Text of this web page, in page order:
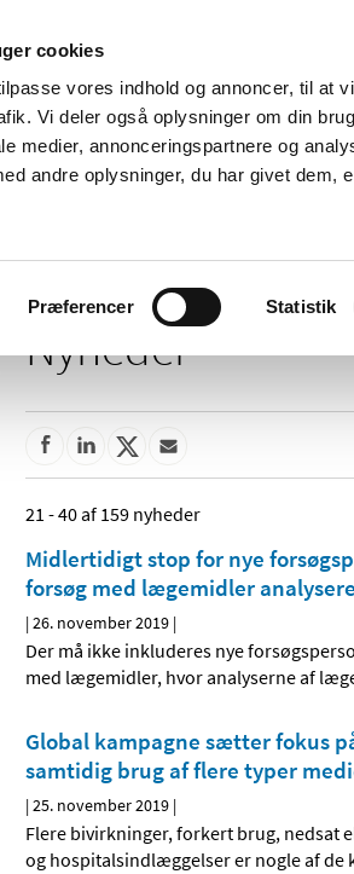
cookies
vores indhold og annoncer, til at
Vi deler også oplysninger om din
medier, annonceringspartnere og
andre oplysninger, du har givet dem,
Præferencer Statistik
Nyheder
og
Tilskud og
Nyheder
21 - 40 af 159 nyheder
Midlertidigt stop for nye
forsøg med lægemidler
|26. november 2019 |
Der må ikke inkluderes nye
med lægemidler, hvor analyserne af
Global kampagne sætter fokus
samtidig brug af flere typer
|25. november 2019 |
Flere bivirkninger, forkert brug, nedsat
og hospitalsindlæggelser er nogle af de